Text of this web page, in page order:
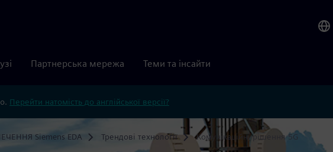
Партнерська мережа Теми та інсайти
Перейти натомість до англійської версії?
Siemens EDA Трендові технології Комунікаційні рішення 5G